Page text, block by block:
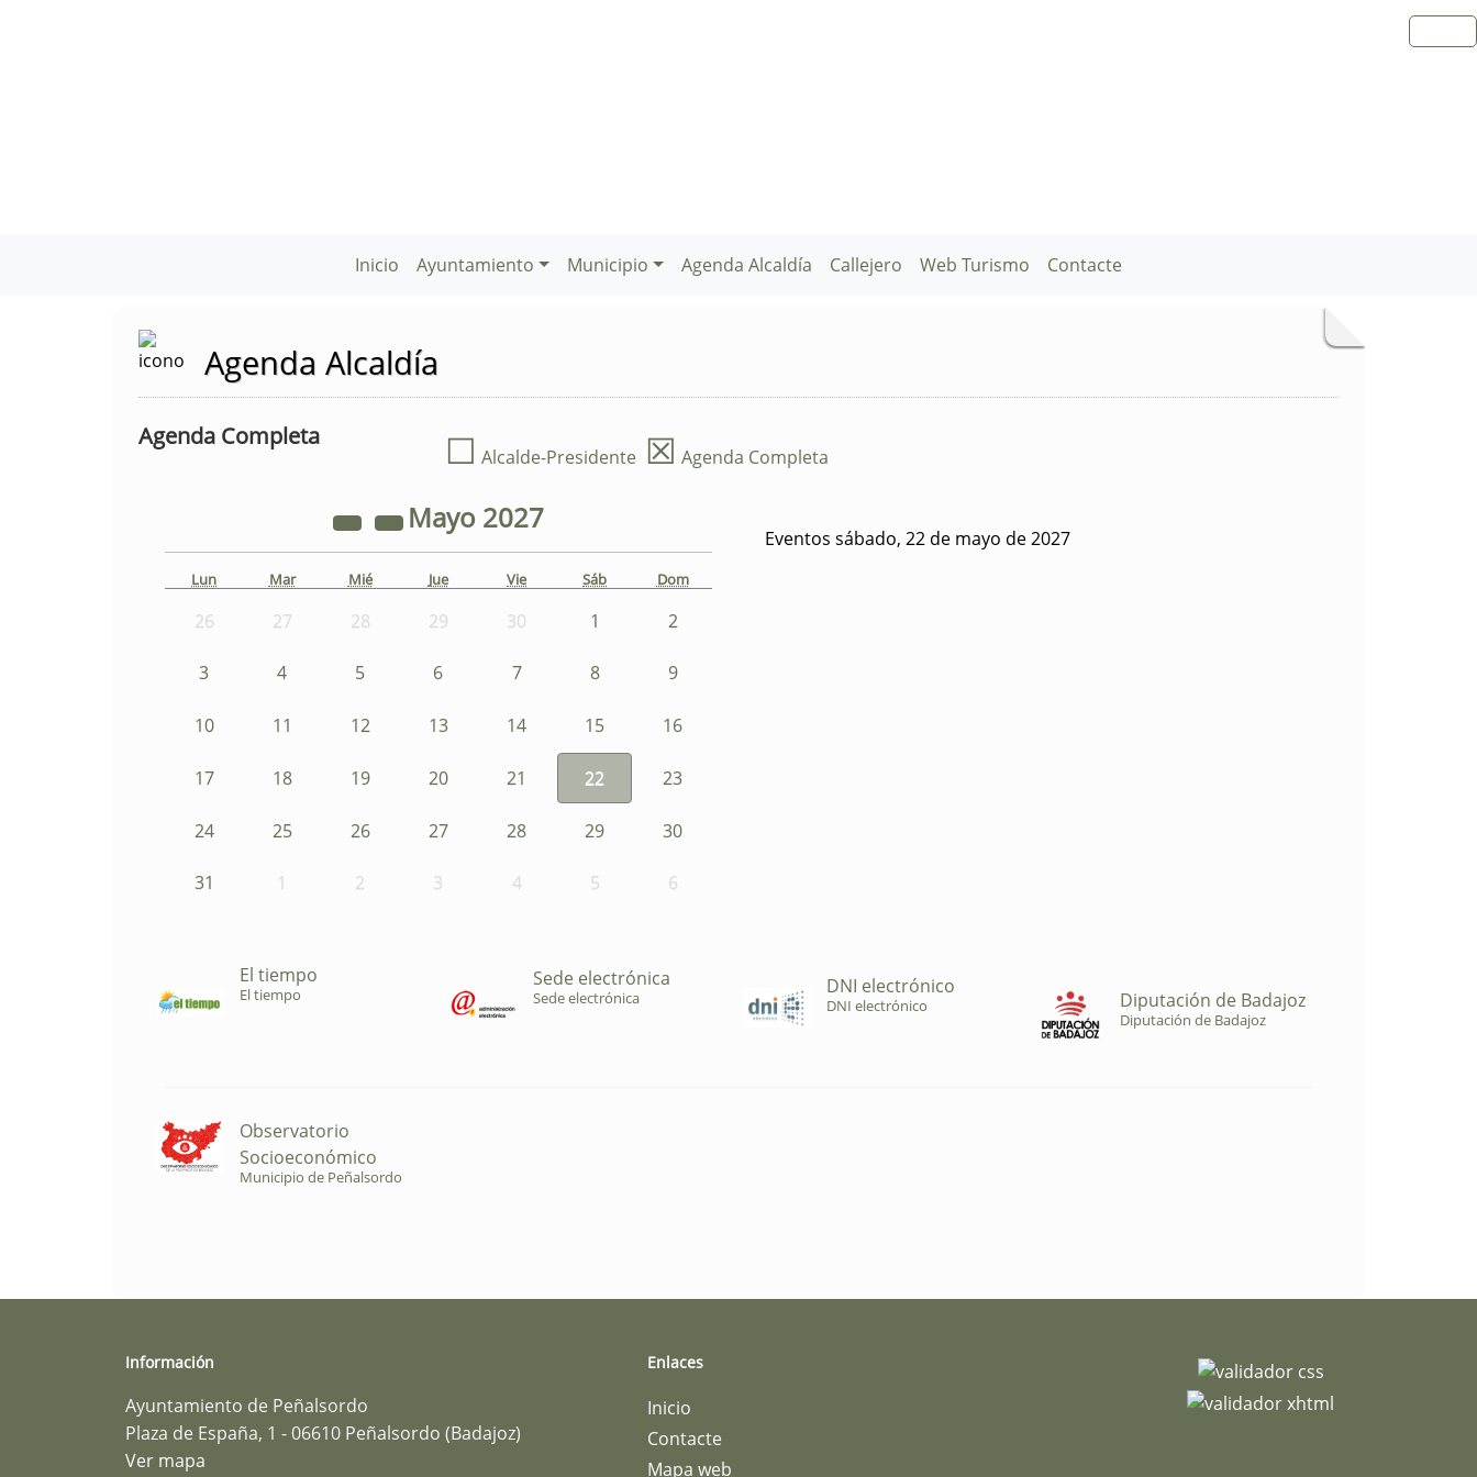
Inicio Ayuntamiento Municipio Agenda Alcaldía Callejero Web Turismo Contacte
Agenda Alcaldía
Agenda Completa ☐ Alcalde-Presidente ☒ Agenda Completa
Mayo 2027
Lun Mar Mié Jue Vie Sáb Dom
26 27 28 29 30 1 2
3 4 5 6 7 8 9
10 11 12 13 14 15 16
17 18 19 20 21 22 23
24 25 26 27 28 29 30
31 1 2 3 4 5 6
Eventos sábado, 22 de mayo de 2027
El tiempo
El tiempo
Sede electrónica
Sede electrónica DNI electrónico
DNI electrónico Diputación de Badajoz
Diputación de Badajoz
Observatorio
Socioeconómico
Municipio de Peñalsordo
Información
Ayuntamiento de Peñalsordo
Plaza de España, 1 - 06610 Peñalsordo (Badajoz)
Ver mapa
Enlaces
Inicio
Contacte
Mapa web